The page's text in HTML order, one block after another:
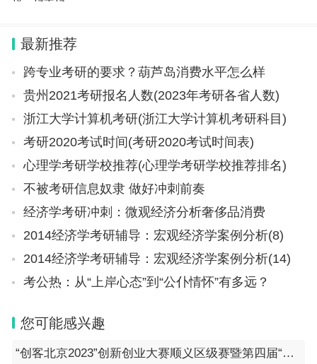
总结：
答辩对于学生来讲更多的是一场磨练，让学生得到更
加的历练，所以导师在这最后一关都会更加严格一
些，主要就是考察学生的含金量。
足以证明导师也是良苦用心，出发点还是为了学生考
虑。为此学生也要拿出自己真正的实力来，为自己的
学业生涯画上一个圆满的句号。
最新推荐
跨专业考研的要求？葫芦岛消费水平怎么样
贵州2021考研报名人数(2023年考研各省人数)
浙江大学计算机考研(浙江大学计算机考研科目)
考研2020考试时间(考研2020考试时间表)
心理学考研学校推荐(心理学考研学校推荐排名)
不被考研信息奴隶 做好冲刺前奏
经济学考研冲刺：微观经济分析奢侈品消费
2014经济学考研辅导：宏观经济学案例分析(8)
2014经济学考研辅导：宏观经济学案例分析(14)
考公热：从“上岸心态”到“公仆情怀”有多远？
您可能感兴趣
“创客北京2023”创新创业大赛顺义区级赛暨第四届“创新顺义”创新创业大赛启动的通知